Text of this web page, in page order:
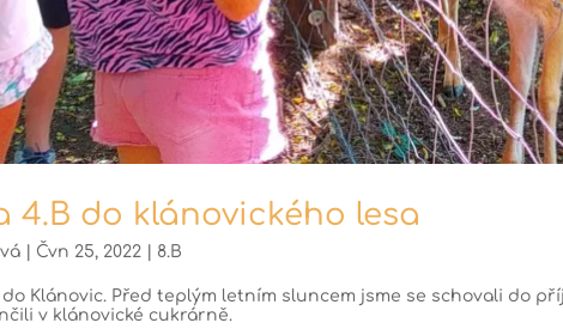
4.B do klánovického lesa
Čvn 25, 2022 8.B
do Klánovic. Před teplým letním sluncem jsme se schovali do
v klánovické cukrárně.